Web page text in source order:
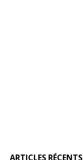
ARTICLES RÉCENTS